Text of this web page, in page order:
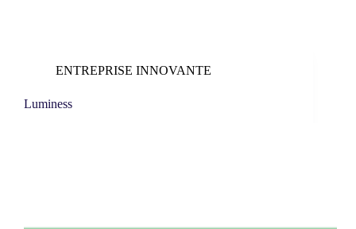
ENTREPRISE INNOVANTE
Luminess